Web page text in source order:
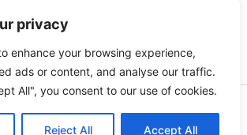
privacy
enhance your browsing experience,
ads or content, and analyse our traffic.
All", you consent to our use of cookies.
Reject All Accept All
Zduna trade | Powered byAstra WordPress
Theme